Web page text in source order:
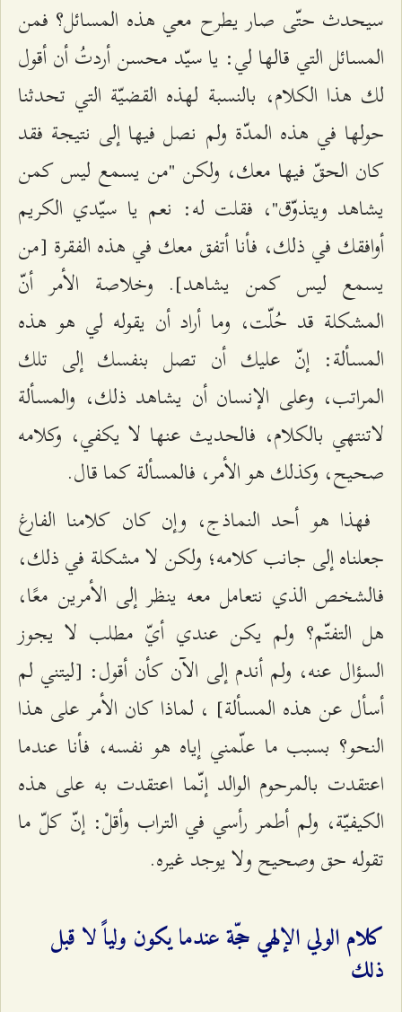
سيحدث حتّى صار يطرح معي هذه المسائل؟ فمن
المسائل التي قالها لي: يا سيّد محسن أردتُ أن أقول
لك هذا الكلام، بالنسبة لهذه القضيّة التي تحدثنا
حولها في هذه المدّة ولم نصل فيها إلى نتيجة فقد
كان الحقّ فيها معك، ولكن "من يسمع ليس كمن
يشاهد ويتذوّق"، فقلت له: نعم يا سيّدي الكريم
أوافقك في ذلك، فأنا أتفق معك في هذه الفقرة [من
يسمع ليس كمن يشاهد]. وخلاصة الأمر أنّ
المشكلة قد حُلّت، وما أراد أن يقوله لي هو هذه
المسألة: إنّ عليك أن تصل بنفسك إلى تلك
المراتب، وعلى الإنسان أن يشاهد ذلك، والمسألة
لاتنتهي بالكلام، فالحديث عنها لا يكفي، وكلامه
صحيح، وكذلك هو الأمر، فالمسألة كما قال.
فهذا هو أحد النماذج، وإن كان كلامنا الفارغ
جعلناه إلى جانب كلامه؛ ولكن لا مشكلة في ذلك،
فالشخص الذي نتعامل معه ينظر إلى الأمرين معًا،
هل التفتّم؟ ولم يكن عندي أيّ مطلب لا يجوز
السؤال عنه، ولم أندم إلى الآن كأن أقول: [ليتني لم
أسأل عن هذه المسألة] ، لماذا كان الأمر على هذا
النحو؟ بسبب ما علّمني إياه هو نفسه، فأنا عندما
اعتقدت بالمرحوم الوالد إنّما اعتقدت به على هذه
الكيفيّة، ولم أطمر رأسي في التراب وأقلْ: إنّ كلّ ما
تقوله حق وصحيح ولا يوجد غيره.
كلام الولي الإلهي حجّة عندما يكون ولياً لا قبل
ذلك